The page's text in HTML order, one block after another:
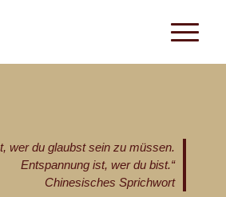
wer du glaubst sein zu müssen.
Entspannung ist, wer du bist.“
Chinesisches Sprichwort